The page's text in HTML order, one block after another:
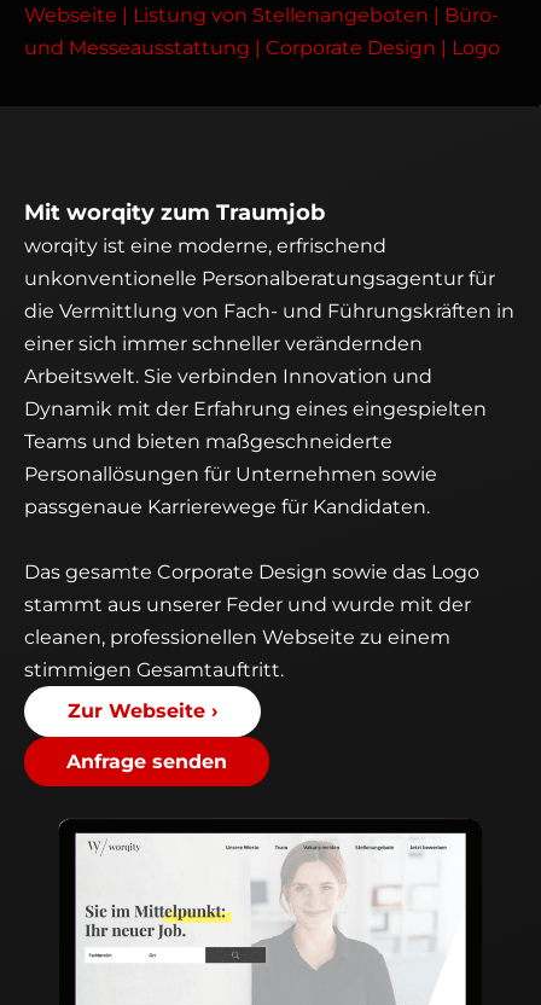
Webseite | Listung von Stellenangeboten | Büro-
und Messeausstattung | Corporate Design | Logo
Mit worqity zum Traumjob
worqity ist eine moderne, erfrischend
unkonventionelle Personalberatungsagentur für
die Vermittlung von Fach- und Führungskräften in
einer sich immer schneller verändernden
Arbeitswelt. Sie verbinden Innovation und
Dynamik mit der Erfahrung eines eingespielten
Teams und bieten maßgeschneiderte
Personallösungen für Unternehmen sowie
passgenaue Karrierewege für Kandidaten.
Das gesamte Corporate Design sowie das Logo
stammt aus unserer Feder und wurde mit der
cleanen, professionellen Webseite zu einem
stimmigen Gesamtauftritt.
Zur Webseite ›
Anfrage senden